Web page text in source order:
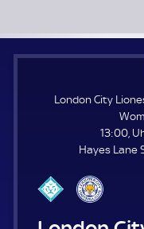
London City
13:00,
Hayes Lane